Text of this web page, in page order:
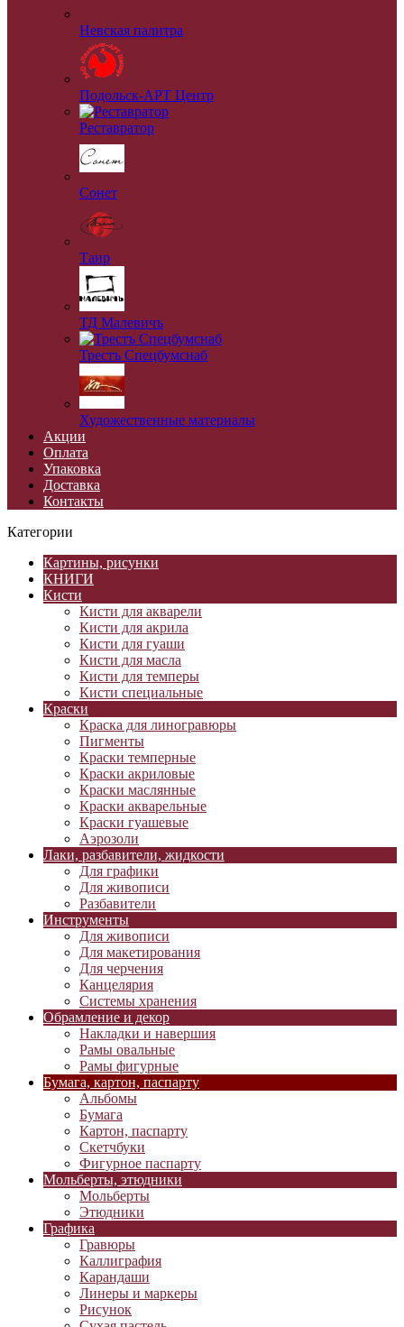
Невская палитра
Подольск-АРТ Центр
Реставратор
Сонет
Таир
ТД Малевичъ
Трестъ Спецбумснаб
Художественные материалы
Акции
Оплата
Упаковка
Доставка
Контакты
Категории
Картины, рисунки
КНИГИ
Кисти
Кисти для акварели
Кисти для акрила
Кисти для гуаши
Кисти для масла
Кисти для темперы
Кисти специальные
Краски
Краска для линогравюры
Пигменты
Краски темперные
Краски акриловые
Краски маслянные
Краски акварельные
Краски гуашевые
Аэрозоли
Лаки, разбавители, жидкости
Для графики
Для живописи
Разбавители
Инструменты
Для живописи
Для макетирования
Для черчения
Канцелярия
Системы хранения
Обрамление и декор
Накладки и навершия
Рамы овальные
Рамы фигурные
Бумага, картон, паспарту
Альбомы
Бумага
Картон, паспарту
Скетчбуки
Фигурное паспарту
Мольберты, этюдники
Мольберты
Этюдники
Графика
Гравюры
Каллиграфия
Карандаши
Линеры и маркеры
Рисунок